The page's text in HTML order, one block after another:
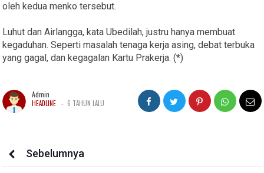
oleh kedua menko tersebut.
Luhut dan Airlangga, kata Ubedilah, justru hanya membuat
kegaduhan. Seperti masalah tenaga kerja asing, debat terbuka
yang gagal, dan kegagalan Kartu Prakerja. (*)
Admin
HEADLINE - 6 TAHUN LALU
Sebelumnya